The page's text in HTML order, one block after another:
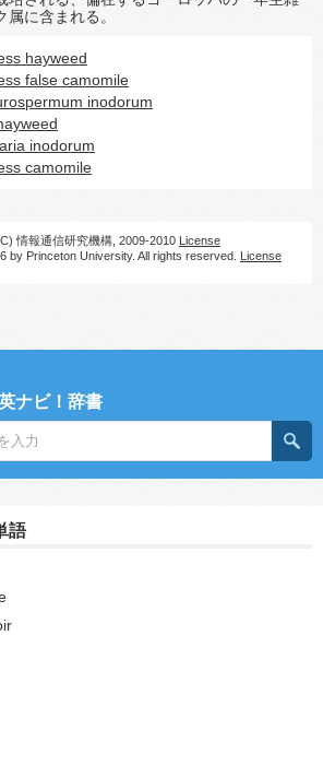
に含まれる。
hayweed
false camomile
inodorum
inodorum
camomile
情報通信研究機構, 2009-2010 License
by Princeton University. All rights reserved. License
ナビ！辞書
語